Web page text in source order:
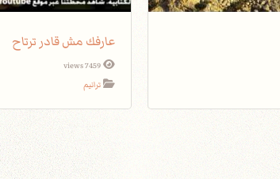
عارفك مش قادر ترتاح
ترانيم